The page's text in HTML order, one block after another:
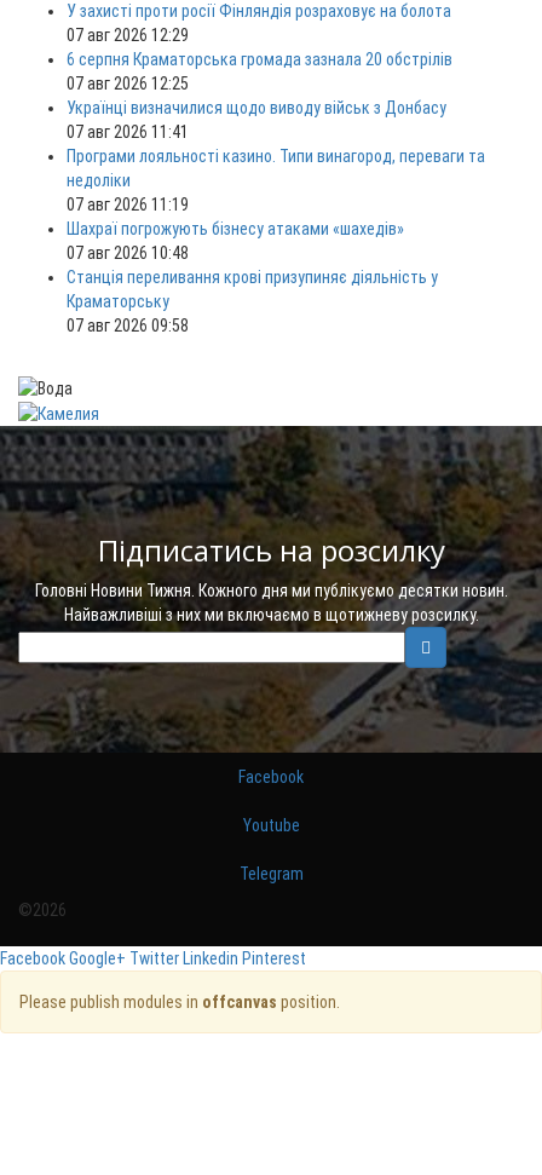
У захисті проти росії Фінляндія розраховує на болота
07 авг 2026 12:29
6 серпня Краматорська громада зазнала 20 обстрілів
07 авг 2026 12:25
Українці визначилися щодо виводу військ з Донбасу
07 авг 2026 11:41
Програми лояльності казино. Типи винагород, переваги та
недоліки
07 авг 2026 11:19
Шахраї погрожують бізнесу атаками «шахедів»
07 авг 2026 10:48
Станція переливання крові призупиняє діяльність у
Краматорську
07 авг 2026 09:58
Підписатись на розсилку
Головні Новини Тижня. Кожного дня ми публікуємо десятки новин.
Найважливіші з них ми включаємо в щотижневу розсилку.
Facebook
Youtube
Telegram
©2026
FacebookGoogle+ Twitter Linkedin Pinterest
Please publish modules in offcanvas position.